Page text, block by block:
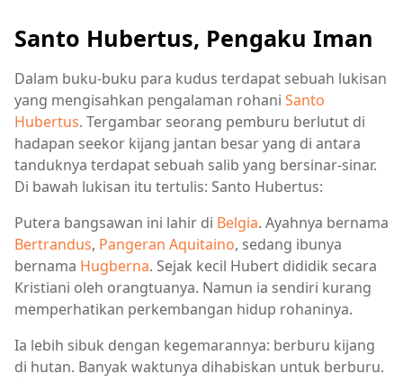
Santo Hubertus, Pengaku Iman
Dalam buku-buku para kudus terdapat sebuah lukisan
yang mengisahkan pengalaman rohani Santo
Hubertus. Tergambar seorang pemburu berlutut di
hadapan seekor kijang jantan besar yang di antara
tanduknya terdapat sebuah salib yang bersinar-sinar.
Di bawah lukisan itu tertulis: Santo Hubertus:
Putera bangsawan ini lahir di Belgia. Ayahnya bernama
Bertrandus, Pangeran Aquitaino, sedang ibunya
bernama Hugberna. Sejak kecil Hubert dididik secara
Kristiani oleh orangtuanya. Namun ia sendiri kurang
memperhatikan perkembangan hidup rohaninya.
Ia lebih sibuk dengan kegemarannya: berburu kijang
di hutan. Banyak waktunya dihabiskan untuk berburu.